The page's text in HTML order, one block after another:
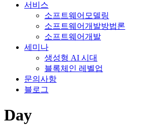
서비스
소프트웨어모델링
소프트웨어개발방법론
소프트웨어개발
세미나
생성형 AI 시대
블록체인 레벨업
문의사항
블로그
Day